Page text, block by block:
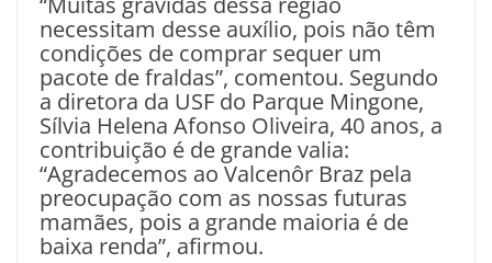
necessitam desse auxílio, pois não têm
condições de comprar sequer um
pacote de fraldas”, comentou. Segundo
a diretora da USF do Parque Mingone,
Sílvia Helena Afonso Oliveira, 40 anos, a
contribuição é de grande valia:
“Agradecemos ao Valcenôr Braz pela
preocupação com as nossas futuras
mamães, pois a grande maioria é de
baixa renda”, afirmou.